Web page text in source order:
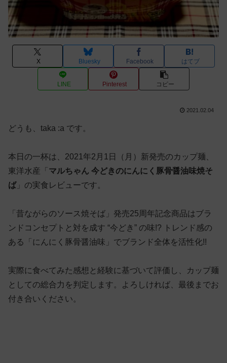
X Bluesky Facebook はてブ
LINE Pinterest コピー
2021.02.04
どうも、taka :a です。
本日の一杯は、2021年2月1日（月）新発売のカップ麺、
東洋水産「 マルちゃん 今どきのにんにく豚骨醤油味焼そ
ば」の実食レビューです。
「昔ながらのソース焼そば」発売25周年記念商品はブラ
ンドコンセプトと対を成す “今どき” の味!? トレンド感の
ある「にんにく豚骨醤油味」でブランド全体を活性化!!
実際に食べてみた感想と経験に基づいて評価し、カップ麺
としての総合力を判定します。よろしければ、最後までお
付き合いください。